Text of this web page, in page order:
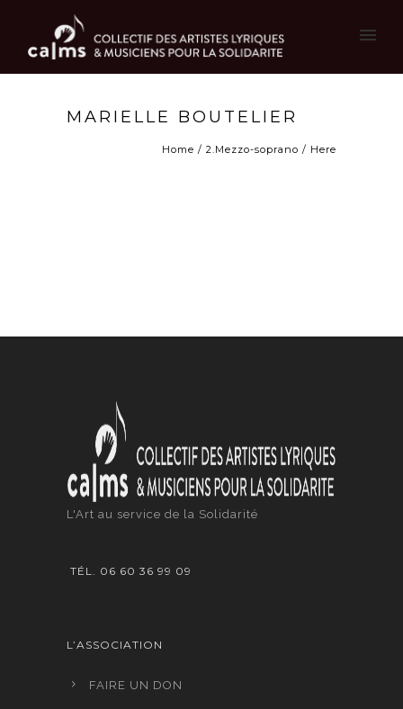
MARIELLE BOUTELIER
Home / 2.Mezzo-soprano / Here
L'Art au service de la Solidarité
TÉL. 06 60 36 99 09
L’ASSOCIATION
FAIRE UN DON